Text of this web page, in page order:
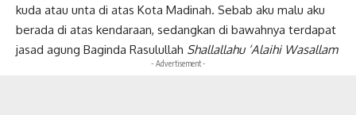
kuda atau unta di atas Kota Madinah. Sebab aku malu aku
berada di atas kendaraan, sedangkan di bawahnya terdapat
jasad agung Baginda Rasulullah Shallallahu ‘Alaihi Wasallam
- Advertisement -